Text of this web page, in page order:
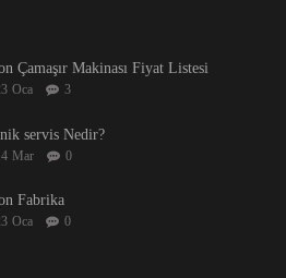
Çamaşır Makinası Fiyat Listesi
Oca 3
servis Nedir?
Mar 0
Fabrika
Oca 0